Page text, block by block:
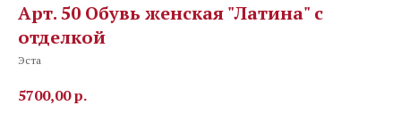
Арт. 50 Обувь женская "Латина" с
отделкой
Эста
5700,00р.